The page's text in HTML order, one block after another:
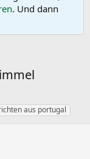
. Und dann
aus portugal